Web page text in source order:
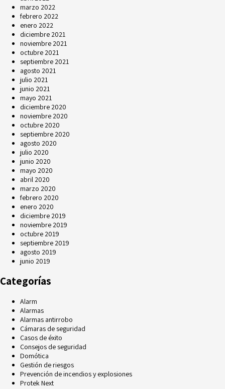
marzo 2022
febrero 2022
enero 2022
diciembre 2021
noviembre 2021
octubre 2021
septiembre 2021
agosto 2021
julio 2021
junio 2021
mayo 2021
diciembre 2020
noviembre 2020
octubre 2020
septiembre 2020
agosto 2020
julio 2020
junio 2020
mayo 2020
abril 2020
marzo 2020
febrero 2020
enero 2020
diciembre 2019
noviembre 2019
octubre 2019
septiembre 2019
agosto 2019
junio 2019
Categorías
Alarm
Alarmas
Alarmas antirrobo
Cámaras de seguridad
Casos de éxito
Consejos de seguridad
Domótica
Gestión de riesgos
Prevención de incendios y explosiones
Protek Next